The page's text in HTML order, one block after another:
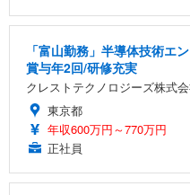
「富山勤務」半導体技術エ
賞与年2回/研修充実
クレストテクノロジーズ株式
東京都
年収600万円～770万円
正社員